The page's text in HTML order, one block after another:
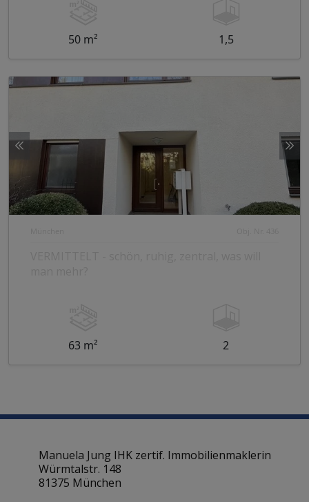
50 m² 1,5
63 m² 2
Manuela Jung IHK zertif. Immobilienmaklerin
Würmtalstr. 148
81375 München